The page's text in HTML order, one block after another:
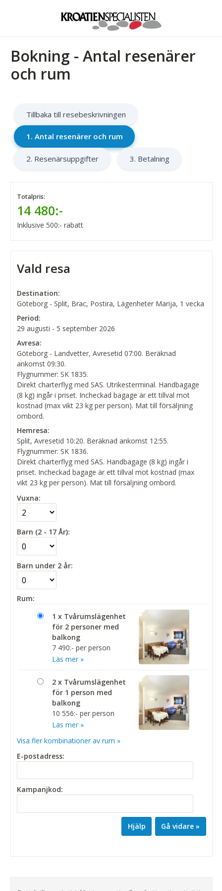
Bokning - Antal resenärer
och rum
Tillbaka till resebeskrivningen
1. Antal resenärer och rum
2. Resenärsuppgifter 3. Betalning
Totalpris:
14 480:-
Inklusive 500:- rabatt
Vald resa
Destination:
Göteborg - Split, Brac, Postira, Lägenheter Marija, 1 vecka
Period:
29 augusti - 5 september 2026
Avresa:
Göteborg - Landvetter, Avresetid 07:00. Beräknad
ankomst 09:30.
Flygnummer: SK 1835.
Direkt charterflyg med SAS. Utrikesterminal. Handbagage
(8 kg) ingår i priset. Incheckad bagage är ett tillval mot
kostnad (max vikt 23 kg per person). Mat till försäljning
ombord.
Hemresa:
Split, Avresetid 10:20. Beräknad ankomst 12:55.
Flygnummer: SK 1836.
Direkt charterflyg med SAS. Handbagage (8 kg) ingår i
priset. Incheckad bagage är ett tillval mot kostnad (max
vikt 23 kg per person). Mat till försäljning ombord.
Vuxna:
Barn (2 - 17 År):
Barn under 2 år:
Rum:
1 x Tvårumslägenhet
för 2 personer med
balkong
7 490:- per person
Läs mer »
2 x Tvårumslägenhet
för 1 person med
balkong
10 556:- per person
Läs mer »
Visa fler kombinationer av rum »
E-postadress:
Kampanjkod:
Hjälp